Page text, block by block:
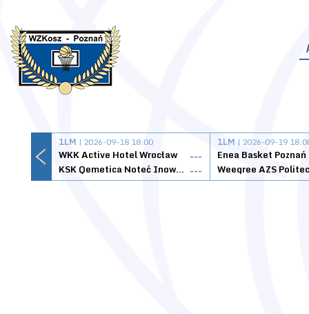
1LM | 2026-09-18 18:00
WKK Active Hotel Wrocław
---
KSK Qemetica Noteć Inowrocław ---
1LM | 2026-09-19
Enea Basket Poznań